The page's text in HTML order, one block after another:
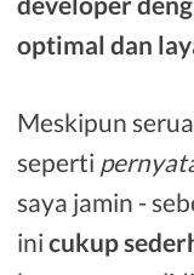
optimal dan
Meskipun
seperti
saya jamin -
ini cukup